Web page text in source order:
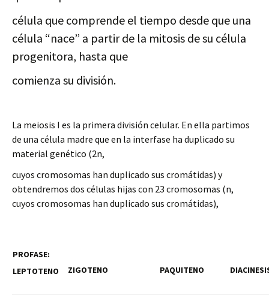
célula que comprende el tiempo desde que una
célula “nace” a partir de la mitosis de su célula
progenitora, hasta que
comienza su división.
La meiosis I es la primera división celular. En ella partimos
de una célula madre que en la interfase ha duplicado su
material genético (2n,
cuyos cromosomas han duplicado sus cromátidas) y
obtendremos dos células hijas con 23 cromosomas (n,
cuyos cromosomas han duplicado sus cromátidas),
PROFASE:
LEPTOTENO
ZIGOTENO PAQUITENO